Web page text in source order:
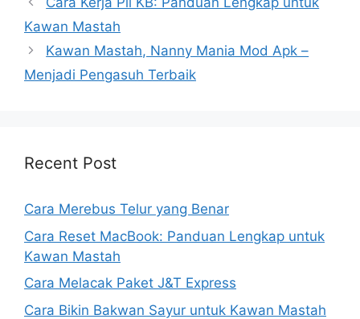
Kawan Mastah
Kawan Mastah, Nanny Mania Mod Apk –
Menjadi Pengasuh Terbaik
Recent Post
Cara Merebus Telur yang Benar
Cara Reset MacBook: Panduan Lengkap untuk
Kawan Mastah
Cara Melacak Paket J&T Express
Cara Bikin Bakwan Sayur untuk Kawan Mastah